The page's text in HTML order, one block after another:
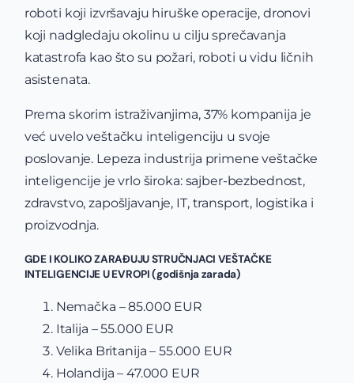
roboti koji izvršavaju hiruške operacije, dronovi
koji nadgledaju okolinu u cilju sprečavanja
katastrofa kao što su požari, roboti u vidu ličnih
asistenata.
Prema skorim istraživanjima, 37% kompanija je
već uvelo veštačku inteligenciju u svoje
poslovanje. Lepeza industrija primene veštačke
inteligencije je vrlo široka: sajber-bezbednost,
zdravstvo, zapošljavanje, IT, transport, logistika i
proizvodnja.
GDE I KOLIKO ZARAĐUJU STRUČNJACI VEŠTAČKE
INTELIGENCIJE U EVROPI (godišnja zarada)
Nemačka – 85.000 EUR
Italija – 55.000 EUR
Velika Britanija – 55.000 EUR
Holandija – 47.000 EUR